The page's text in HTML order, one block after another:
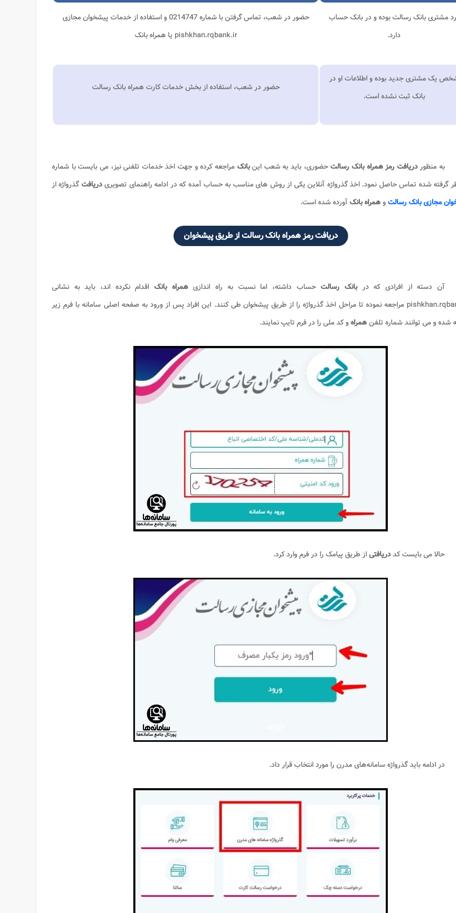
مشتری بانک رسالت بوده‌ و در بانک حساب
دارد.
حضور در شعب، تماس گرفتن با شماره 0214747 و استفاده از خدمات پیشخوان مجازی
pishkhan.rqbank.ir یا همراه بانک
یک مشتری جدید بوده و اطلاعات او در
بانک ثبت نشده است.
حضور در شعب، استفاده از بخش خدمات کارت همراه بانک رسالت
به منظوردریافت رمز همراه بانک رسالتحضوری، باید به شعب اینبانکمراجعه کرده و جهت اخذ خدمات تلفنی نیز، می بایست با شماره
گرفته شده تماس حاصل نمود. اخذ گذرواژه آنلاین یکی از روش های مناسب به حساب آمده که در ادامه راهنمای تصویریدریافتگذرواژه از
مجازی بانک رسالتوهمراه بانکآورده شده است.
دریافت رمز همراه بانک رسالت از طریق پیشخوان
آن دسته از افرادی که در بانک رسالتحساب داشته، اما نسبت به راه اندازیهمراه بانکاقدام نکرده اند، باید به نشانی
pishkhan.rqbank.ir مراجعه نموده تا مراحل اخذ گذرواژه را از طریق پیشخوان طی کنند. این افراد پس از ورود به صفحه اصلی سامانه با فرم زیر
شده و می توانند شماره تلفنهمراهو کد ملی را در فرم تایپ نمایند.
حالا می بایست کددریافتیاز طریق پیامک را در فرم وارد کرد.
در ادامه باید گذرواژه سامانه‌های مدرن را مورد انتخاب قرار داد.